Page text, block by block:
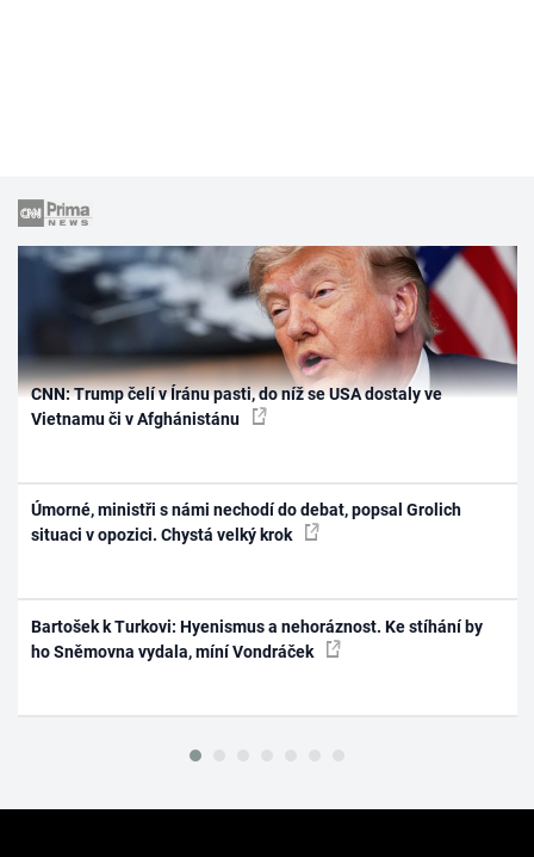
CNN: Trump čelí v Íránu pasti, do níž se USA dostaly ve
Vietnamu či v Afghánistánu
Úmorné, ministři s námi nechodí do debat, popsal Grolich
situaci v opozici. Chystá velký krok
Bartošek k Turkovi: Hyenismus a nehoráznost. Ke stíhání by
ho Sněmovna vydala, míní Vondráček